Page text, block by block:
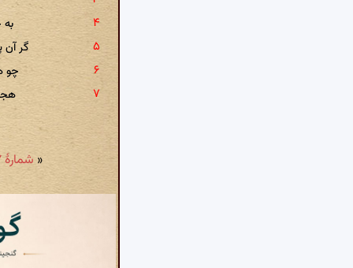
گر
چو
« شمارهٔ ۴۹۷: تا کی کشم به صومعه حرمان ز بخت خویش